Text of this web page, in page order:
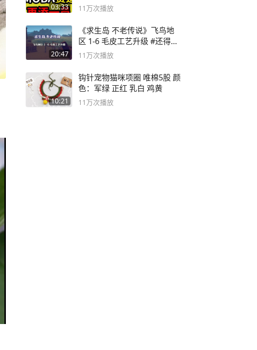
03:33 决胜巅峰
11万次播放
20:47
《求生岛 不老传说》飞鸟地
区 1-6 毛皮工艺升级 #还得是
主机大作
11万次播放
10:21
钩针宠物猫咪项圈 唯棉5股 颜
色：军绿 正红 乳白 鸡黄
11万次播放